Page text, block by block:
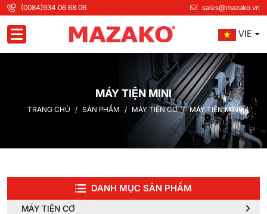
(0084)934 06 68 06 sales@mazako.vn
Toggle navigation VIE
MÁY TIỆN MINI
TRANG CHỦ SẢN PHẨM MÁY TIỆN CƠ MÁY TIỆN MINI
DANH MỤC SẢN PHẨM
MÁY TIỆN CƠ